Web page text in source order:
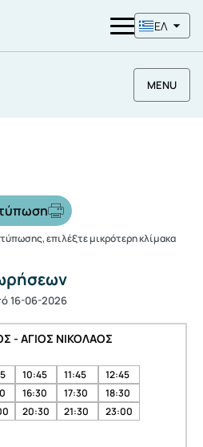
ΕΛ
MENU
επιλέξτε μικρότερη κλίμακα
16-06-2026
- ΑΓΙΟΣ ΝΙΚΟΛΑΟΣ
10:45 11:45
12:45
16:30 17:30
18:30
20:30 21:30
23:00